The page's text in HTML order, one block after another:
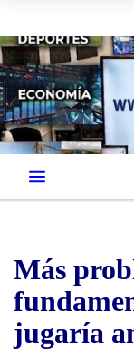
Más
jugaría